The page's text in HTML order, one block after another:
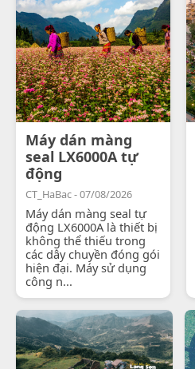
Máy dán màng
seal LX6000A tự
động
CT_HaBac - 07/08/2026
Máy dán màng seal tự
động LX6000A là thiết bị
không thể thiếu trong
các dây chuyền đóng gói
hiện đại. Máy sử dụng
công n...